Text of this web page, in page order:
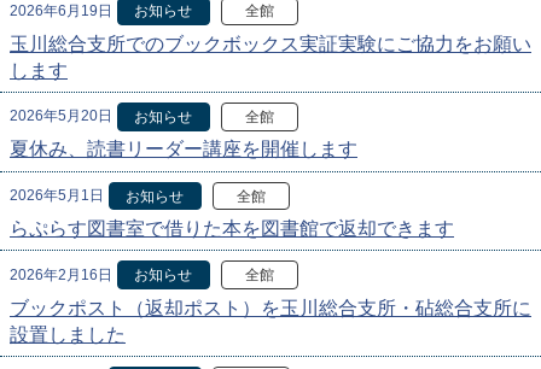
2026年6月19日 お知らせ 全館
玉川総合支所でのブックボックス実証実験にご協力をお願い
します
2026年5月20日 お知らせ 全館
夏休み、読書リーダー講座を開催します
2026年5月1日 お知らせ 全館
らぷらす図書室で借りた本を図書館で返却できます
2026年2月16日 お知らせ 全館
ブックポスト（返却ポスト）を玉川総合支所・砧総合支所に
設置しました